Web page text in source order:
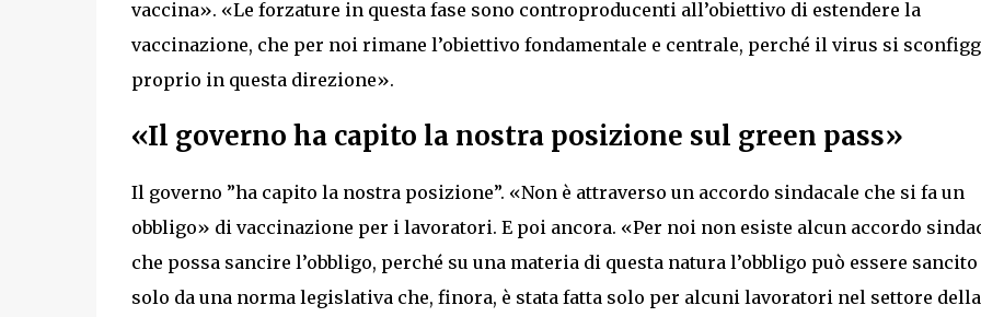
vaccina». «Le forzature in questa fase sono controproducenti all’obiettivo di estendere la
vaccinazione, che per noi rimane l’obiettivo fondamentale e centrale, perché il virus si
proprio in questa direzione».
«Il governo ha capito la nostra posizione sul green pass»
Il governo ”ha capito la nostra posizione”. «Non è attraverso un accordo sindacale che si fa un
obbligo» di vaccinazione per i lavoratori. E poi ancora. «Per noi non esiste alcun accordo
che possa sancire l’obbligo, perché su una materia di questa natura l’obbligo può essere sancito
solo da una norma legislativa che, finora, è stata fatta solo per alcuni lavoratori nel settore della